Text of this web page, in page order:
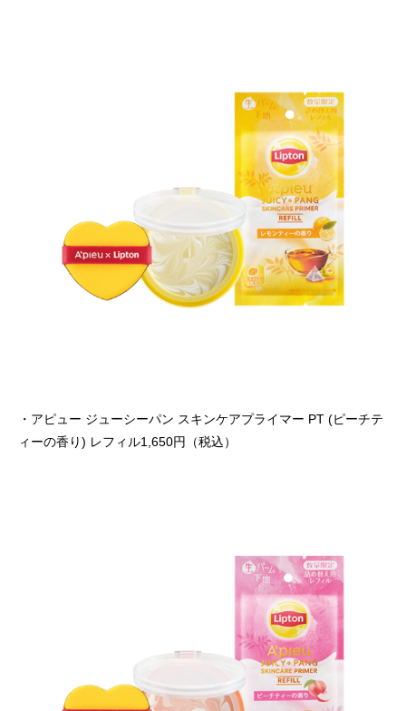
・アピュー ジューシーパン スキンケアプライマー PT (ピーチテ
ィーの香り) レフィル1,650円（税込）